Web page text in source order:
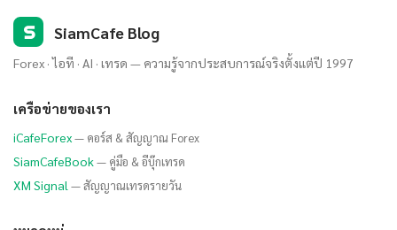
S SiamCafe Blog
Forex · ไอที · AI · เทรด — ความรู้จากประสบการณ์จริงตั้งแต่ปี 1997
เครือข่ายของเรา
iCafeForex— คอร์ส & สัญญาณ Forex
SiamCafeBook— คู่มือ & อีบุ๊กเทรด
XM Signal — สัญญาณเทรดรายวัน